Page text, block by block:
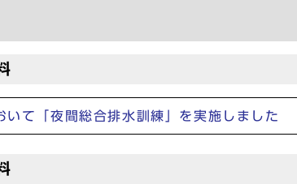
いて「夜間総合排水訓練」を実施しました